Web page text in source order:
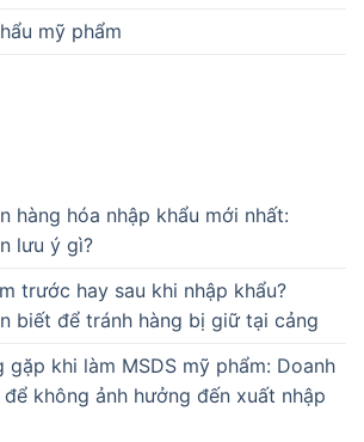
mỹ phẩm
hàng hóa nhập khẩu mới nhất:
lưu ý gì?
trước hay sau khi nhập khẩu?
biết để tránh hàng bị giữ tại cảng
khi làm MSDS mỹ phẩm: Doanh
không ảnh hưởng đến xuất nhập